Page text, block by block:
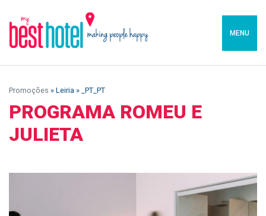
MENU
Promoções » Leiria » _PT_PT
PROGRAMA ROMEU E
JULIETA